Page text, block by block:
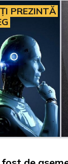
PREZINTĂ